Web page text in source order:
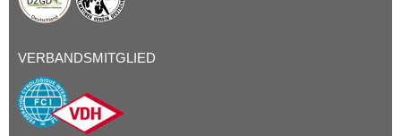
VERBANDSMITGLIED